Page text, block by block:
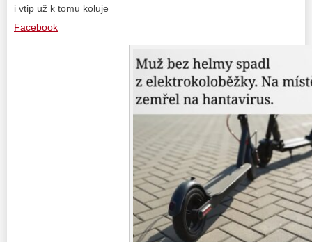
i vtip už k tomu koluje
Facebook